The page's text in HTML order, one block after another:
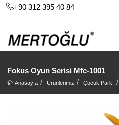
+90 312 395 40 84
Fokus Oyun Serisi Mfc-1001
Anasayfa Ürünlerimiz Çocuk Parkı